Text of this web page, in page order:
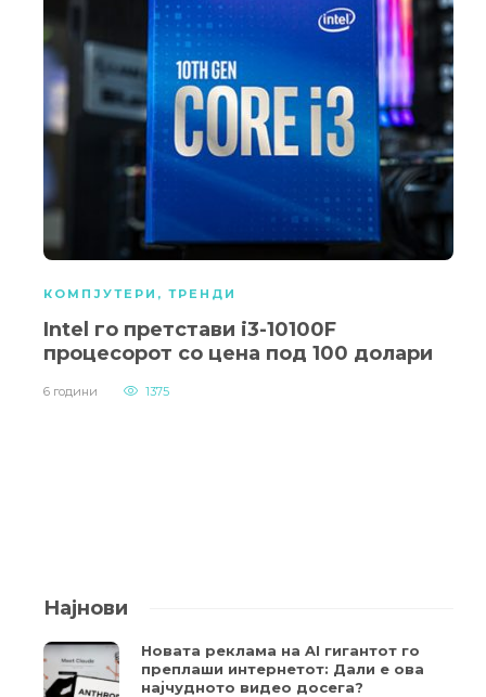
КОМПЈУТЕРИ , ТРЕНДИ
Intel го претстави i3-10100F
процесорот со цена под 100 долари
6 години 1375
Најнови
Новата реклама на AI гигантот го
преплаши интернетот: Дали е ова
најчудното видео досега?